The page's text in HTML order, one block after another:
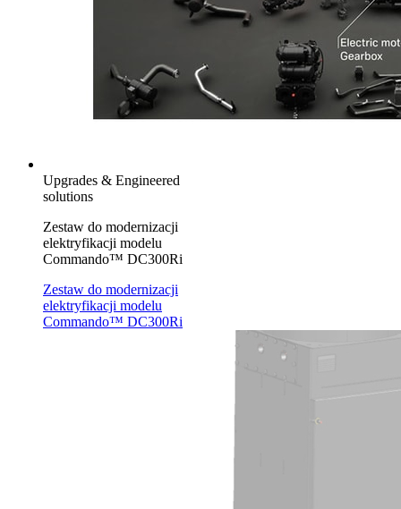
Upgrades & Engineered
solutions
Zestaw do modernizacji
elektryfikacji modelu
Commando™ DC300Ri
Zestaw do modernizacji
elektryfikacji modelu
Commando™ DC300Ri